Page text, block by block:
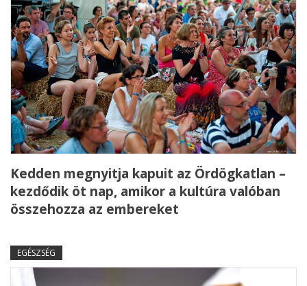
Kedden megnyitja kapuit az Ördögkatlan –
kezdődik öt nap, amikor a kultúra valóban
összehozza az embereket
EGÉSZSÉG